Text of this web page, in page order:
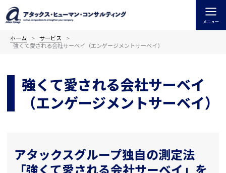
容
メニュー
ホーム
サービス
強くて愛される会社サーベイ（エンゲージメントサーベイ）
強くて愛される会社サーベイ
（エンゲージメントサーベイ）
アタックスグループ独自の測定法
「強くて愛される会社サーベイ」を